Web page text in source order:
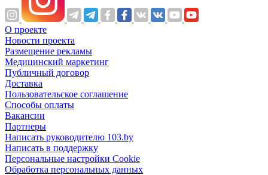
О проекте
Новости проекта
Размещение рекламы
Медицинский маркетинг
Публичный договор
Доставка
Пользовательское соглашение
Способы оплаты
Вакансии
Партнеры
Написать руководителю 103.by
Написать в поддержку
Персональные настройки Cookie
Обработка персональных данных